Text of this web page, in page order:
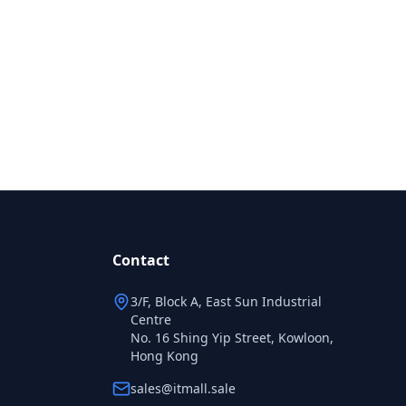
Contact
3/F, Block A, East Sun Industrial
Centre
No. 16 Shing Yip Street, Kowloon,
Hong Kong
sales@itmall.sale